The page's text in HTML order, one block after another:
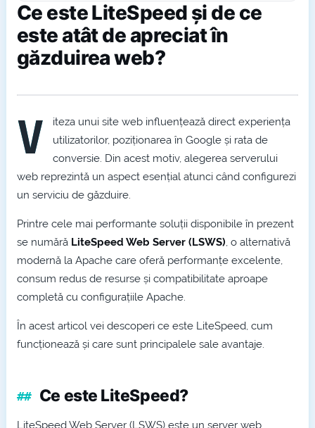
Ce este LiteSpeed și de ce
este atât de apreciat în
găzduirea web?
~/blog/assets/4a8ef65d-db44-4b2e-8861-
V
iteza unui site web influențează direct experiența
utilizatorilor, poziționarea în Google și rata de
conversie. Din acest motiv, alegerea serverului
web reprezintă un aspect esențial atunci când configurezi
un serviciu de găzduire.
Printre cele mai performante soluții disponibile în prezent
se numără LiteSpeed Web Server (LSWS), o alternativă
modernă la Apache care oferă performanțe excelente,
consum redus de resurse și compatibilitate aproape
completă cu configurațiile Apache.
În acest articol vei descoperi ce este LiteSpeed, cum
funcționează și care sunt principalele sale avantaje.
Ce este LiteSpeed?
LiteSpeed Web Server (LSWS) este un server web